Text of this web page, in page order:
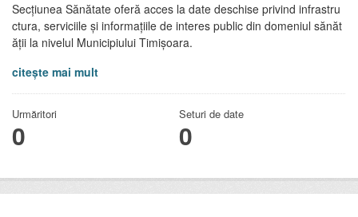
Secțiunea Sănătate oferă acces la date deschise privind infrastru
ctura, serviciile și informațiile de interes public din domeniul sănăt
ății la nivelul Municipiului Timișoara.
citește mai mult
Urmăritori
0
Seturi de date
0